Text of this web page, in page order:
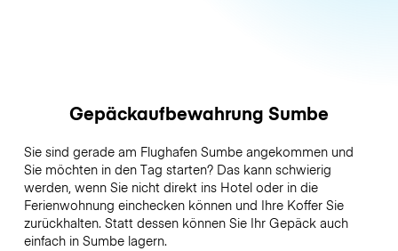
Gepäckaufbewahrung Sumbe
Sie sind gerade am Flughafen Sumbe angekommen und
Sie möchten in den Tag starten? Das kann schwierig
werden, wenn Sie nicht direkt ins Hotel oder in die
Ferienwohnung einchecken können und Ihre Koffer Sie
zurückhalten. Statt dessen können Sie Ihr Gepäck auch
einfach in Sumbe lagern.